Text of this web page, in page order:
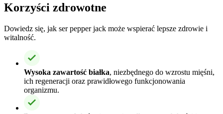
Korzyści zdrowotne
Dowiedz się, jak ser pepper jack może wspierać lepsze zdrowie i
witalność.
Wysoka zawartość białka, niezbędnego do wzrostu mięśni,
ich regeneracji oraz prawidłowego funkcjonowania
organizmu.